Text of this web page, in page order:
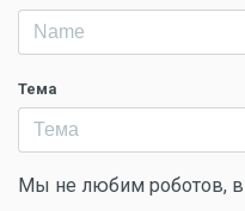
Тема
Мы не любим роботов,